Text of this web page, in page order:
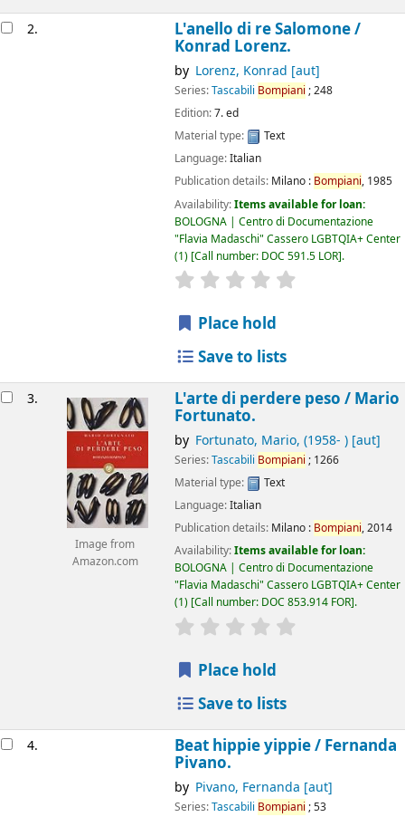
2. L'anello di re Salomone /
Konrad Lorenz.
by Lorenz, Konrad [aut]
Series:Tascabili Bompiani ; 248
Edition:7. ed
Material type:
Text
Language:Italian
Publication details: Milano : Bompiani, 1985
Availability:Items available for loan:
BOLOGNA | Centro di Documentazione
"Flavia Madaschi" Cassero LGBTQIA+ Center
(1) Call number: DOC 591.5 LOR .
star rating
Place hold
Save to lists
3.
Image from
Amazon.com
L'arte di perdere peso / Mario
Fortunato.
by Fortunato, Mario, (1958- )[aut]
Series:Tascabili Bompiani ; 1266
Material type:
Text
Language:Italian
Publication details: Milano : Bompiani,2014
Availability:Items available for loan:
BOLOGNA | Centro di Documentazione
"Flavia Madaschi" Cassero LGBTQIA+ Center
(1) Call number: DOC 853.914 FOR .
star rating
Place hold
Save to lists
4. Beat hippie yippie / Fernanda
Pivano.
by Pivano, Fernanda [aut]
Series:Tascabili Bompiani ; 53